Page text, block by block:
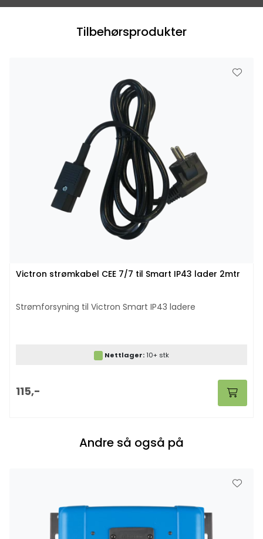
Andre så også på
Tilbehørsprodukter
Victron strømkabel CEE 7/7 til Smart IP43 lader 2mtr
Strømforsyning til Victron Smart IP43 ladere
Nettlager:10+ stk
115,-